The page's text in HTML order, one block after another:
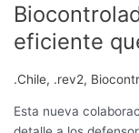
eficiente
.Chile, .rev2,
Esta nueva